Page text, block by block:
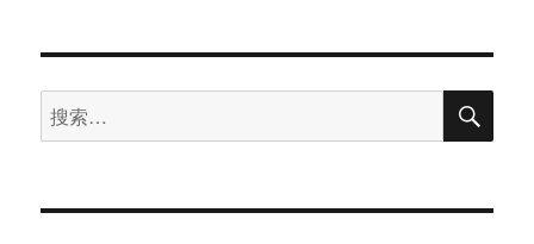
说
一
《论
搜
索：
搜